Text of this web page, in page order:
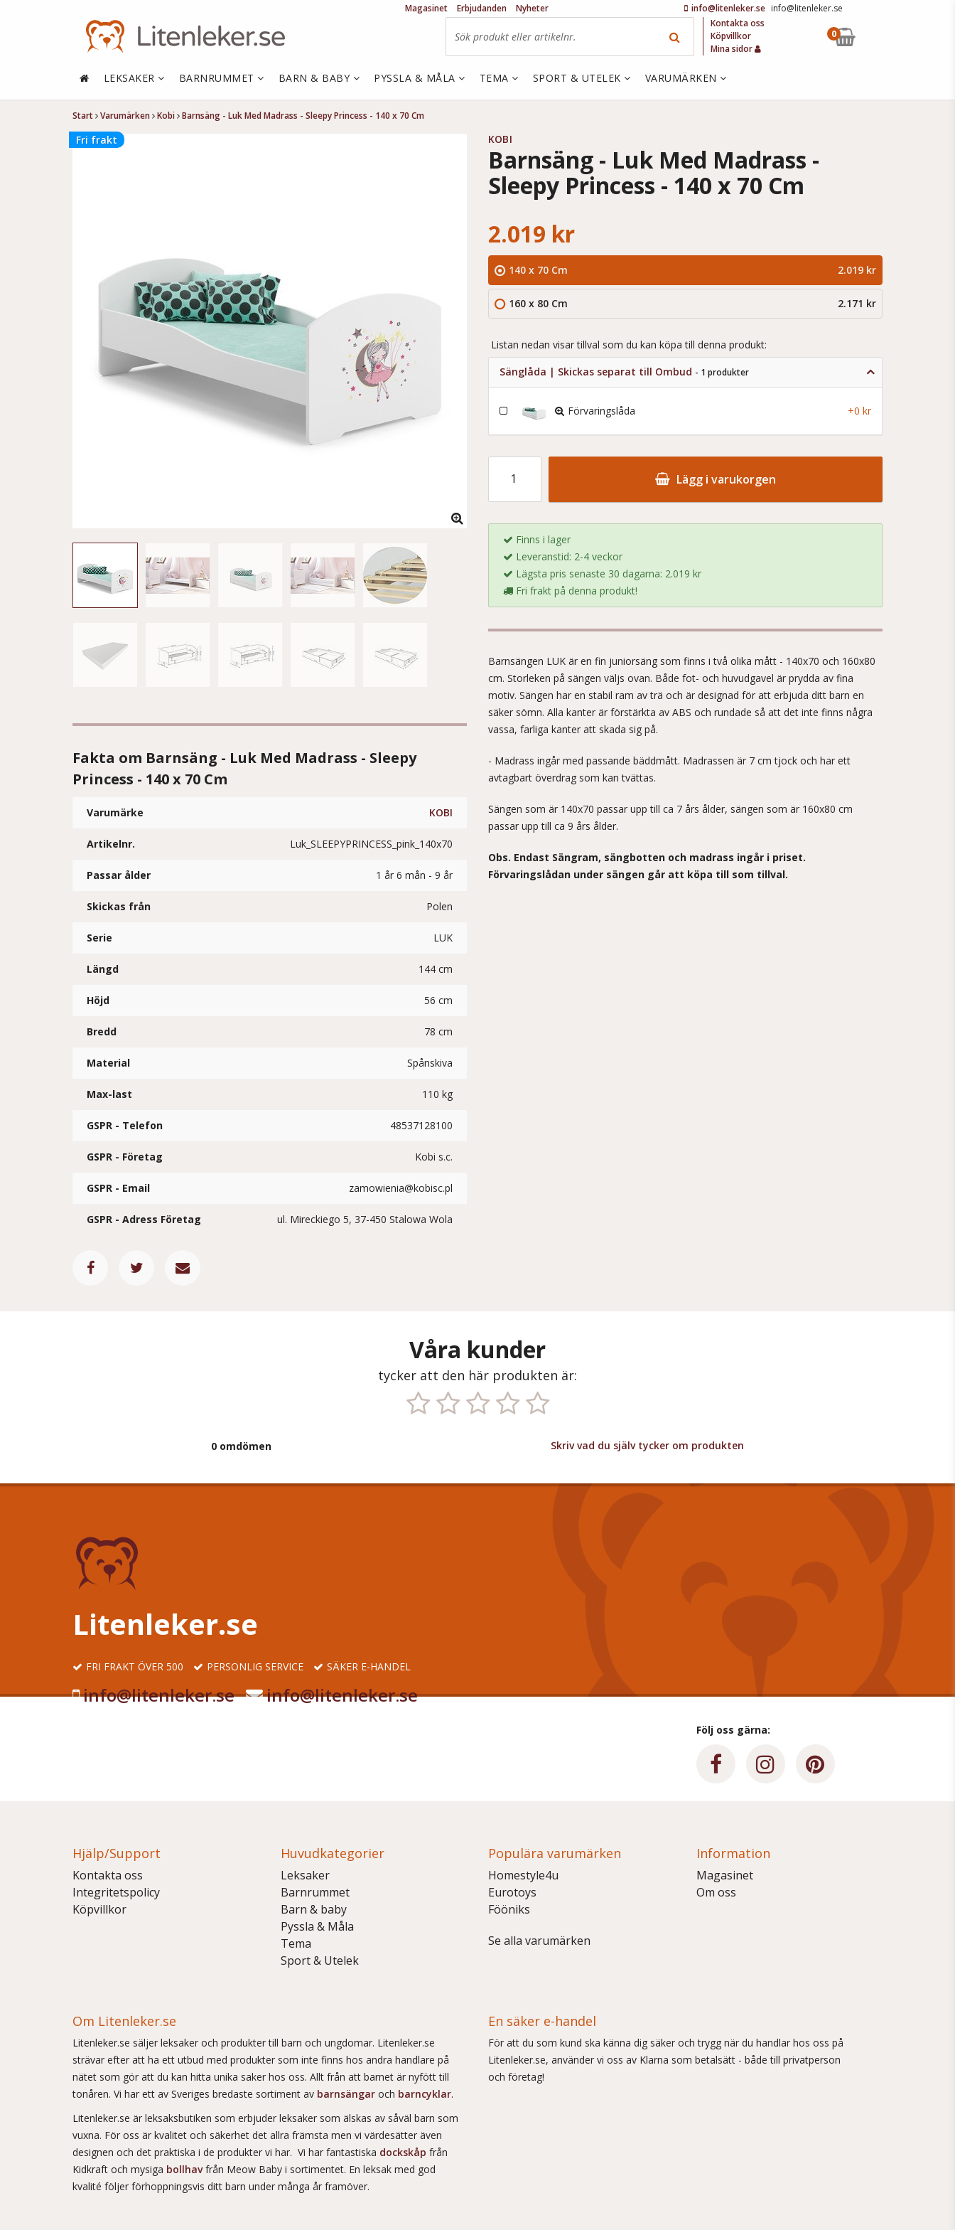
Start Varumärken Kobi Barnsäng - Luk Med Madrass - Sleepy Princess - 140 x 70 Cm
Fri frakt
Fakta om Barnsäng - Luk Med Madrass - Sleepy
Princess - 140 x 70 Cm
Varumärke KOBI
Artikelnr. Luk_SLEEPYPRINCESS_pink_140x70
Passar ålder 1 år 6 mån - 9 år
Skickas från Polen
Serie LUK
Längd 144 cm
Höjd 56 cm
Bredd 78 cm
Material Spånskiva
Max-last 110 kg
GSPR - Telefon 48537128100
GSPR - Företag Kobi s.c.
GSPR - Email zamowienia@kobisc.pl
GSPR - Adress Företag ul. Mireckiego 5, 37-450 Stalowa Wola
KOBI
Barnsäng - Luk Med Madrass -
Sleepy Princess - 140 x 70 Cm
2.019 kr
140 x 70 Cm 2.019 kr
160 x 80 Cm 2.171 kr
Listan nedan visar tillval som du kan köpa till denna produkt:
Sänglåda | Skickas separat till Ombud - 1 produkter
Förvaringslåda +0 kr
Lägg i varukorgen
Finns i lager
Leveranstid: 2-4 veckor
Lägsta pris senaste 30 dagarna: 2.019 kr
Fri frakt på denna produkt!
Barnsängen LUK är en fin juniorsäng som finns i två olika mått - 140x70 och 160x80
cm. Storleken på sängen väljs ovan. Både fot- och huvudgavel är prydda av fina
motiv. Sängen har en stabil ram av trä och är designad för att erbjuda ditt barn en
säker sömn. Alla kanter är förstärkta av ABS och rundade så att det inte finns några
vassa, farliga kanter att skada sig på.
- Madrass ingår med passande bäddmått. Madrassen är 7 cm tjock och har ett
avtagbart överdrag som kan tvättas.
Sängen som är 140x70 passar upp till ca 7 års ålder, sängen som är 160x80 cm
passar upp till ca 9 års ålder.
Obs. Endast Sängram, sängbotten och madrass ingår i priset.
Förvaringslådan under sängen går att köpa till som tillval.
Våra kunder
tycker att den här produkten är:
0 omdömen Skriv vad du själv tycker om produkten
Litenleker.se
FRI FRAKT ÖVER 500 PERSONLIG SERVICE SÄKER E-HANDEL
info@litenleker.se info@litenleker.se
Följ oss gärna:
Hjälp/Support
Kontakta oss
Integritetspolicy
Köpvillkor
Huvudkategorier
Leksaker
Barnrummet
Barn & baby
Pyssla & Måla
Tema
Sport & Utelek
Populära varumärken
Homestyle4u
Eurotoys
Fööniks
Se alla varumärken
Information
Magasinet
Om oss
Om Litenleker.se
Litenleker.se säljer leksaker och produkter till barn och ungdomar. Litenleker.se
strävar efter att ha ett utbud med produkter som inte finns hos andra handlare på
nätet som gör att du kan hitta unika saker hos oss. Allt från att barnet är nyfött till
tonåren. Vi har ett av Sveriges bredaste sortiment av barnsängar och barncyklar.
Litenleker.se är leksaksbutiken som erbjuder leksaker som älskas av såväl barn som
vuxna. För oss är kvalitet och säkerhet det allra främsta men vi värdesätter även
designen och det praktiska i de produkter vi har. Vi har fantastiska dockskåp från
Kidkraft och mysiga bollhavfrån Meow Baby i sortimentet. En leksak med god
kvalité följer förhoppningsvis ditt barn under många år framöver.
En säker e-handel
För att du som kund ska känna dig säker och trygg när du handlar hos oss på
Litenleker.se, använder vi oss av Klarna som betalsätt - både till privatperson
och företag!
info@litenleker.se info@litenleker.se
Magasinet Erbjudanden
Nyheter
Kontakta oss
Köpvillkor
Mina sidor
0
LEKSAKER BARNRUMMET BARN & BABY PYSSLA & MÅLA TEMA SPORT & UTELEK VARUMÄRKEN